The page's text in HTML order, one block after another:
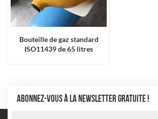
Bouteille de gaz standard
ISO11439 de 65 litres
ABONNEZ-VOUS À LA NEWSLETTER GRATUITE !